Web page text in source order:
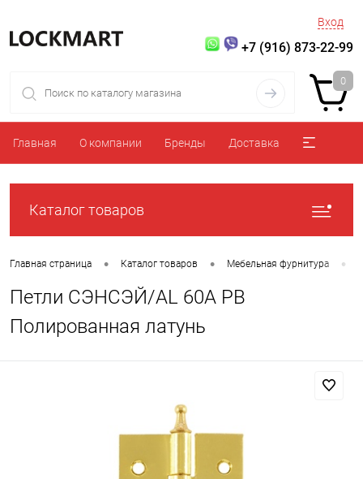
Вход
+7 (916) 873-22-99
0
Главная О компании Бренды Доставка
Каталог товаров
Главная страница • Каталог товаров • Мебельная фурнитура •
Петли СЭНСЭЙ/AL 60A PB
Полированная латунь